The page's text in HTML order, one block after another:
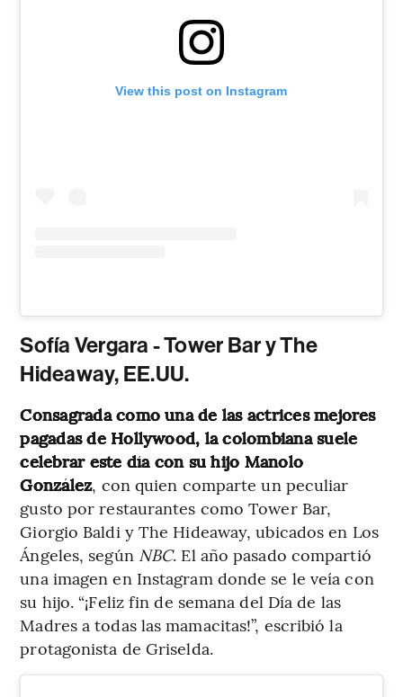
View this post on Instagram
Sofía Vergara - Tower Bar y The
Hideaway, EE.UU.
Consagrada como una de las actrices mejores
pagadas de Hollywood, la colombiana suele
celebrar este día con su hijo Manolo
González, con quien comparte un peculiar
gusto por restaurantes como Tower Bar,
Giorgio Baldi y The Hideaway, ubicados en Los
Ángeles, según NBC. El año pasado compartió
una imagen en Instagram donde se le veía con
su hijo. “¡Feliz fin de semana del Día de las
Madres a todas las mamacitas!”, escribió la
protagonista de Griselda.